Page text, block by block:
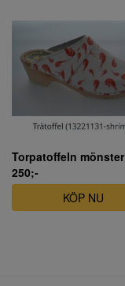
Torpatoffeln mönster
250;-
KÖP NU